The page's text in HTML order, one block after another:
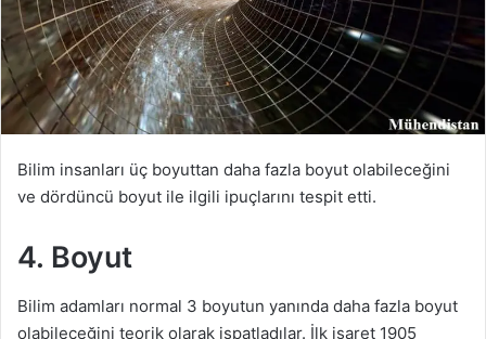
Bilim insanları üç boyuttan daha fazla boyut olabileceğini
ve dördüncü boyut ile ilgili ipuçlarını tespit etti.
4. Boyut
Bilim adamları normal 3 boyutun yanında daha fazla boyut
olabileceğini teorik olarak ispatladılar. İlk işaret 1905